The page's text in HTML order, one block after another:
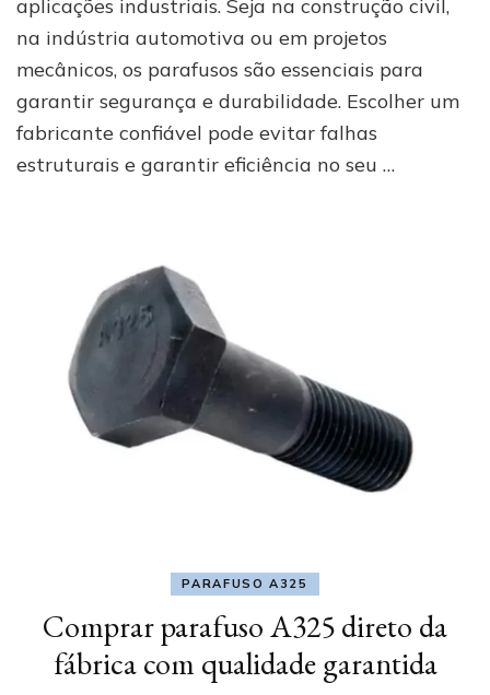
melhor
fábrica
de
São
Paulo!
aplicações industriais. Seja na construção civil,
na indústria automotiva ou em projetos
mecânicos, os parafusos são essenciais para
garantir segurança e durabilidade. Escolher um
fabricante confiável pode evitar falhas
estruturais e garantir eficiência no seu …
PARAFUSO A325
Comprar parafuso A325 direto da
fábrica com qualidade garantida